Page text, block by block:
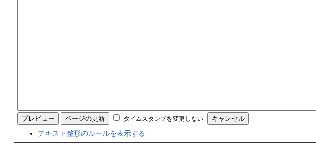
タイムスタンプを変更しない
テキスト整形のルールを表示する